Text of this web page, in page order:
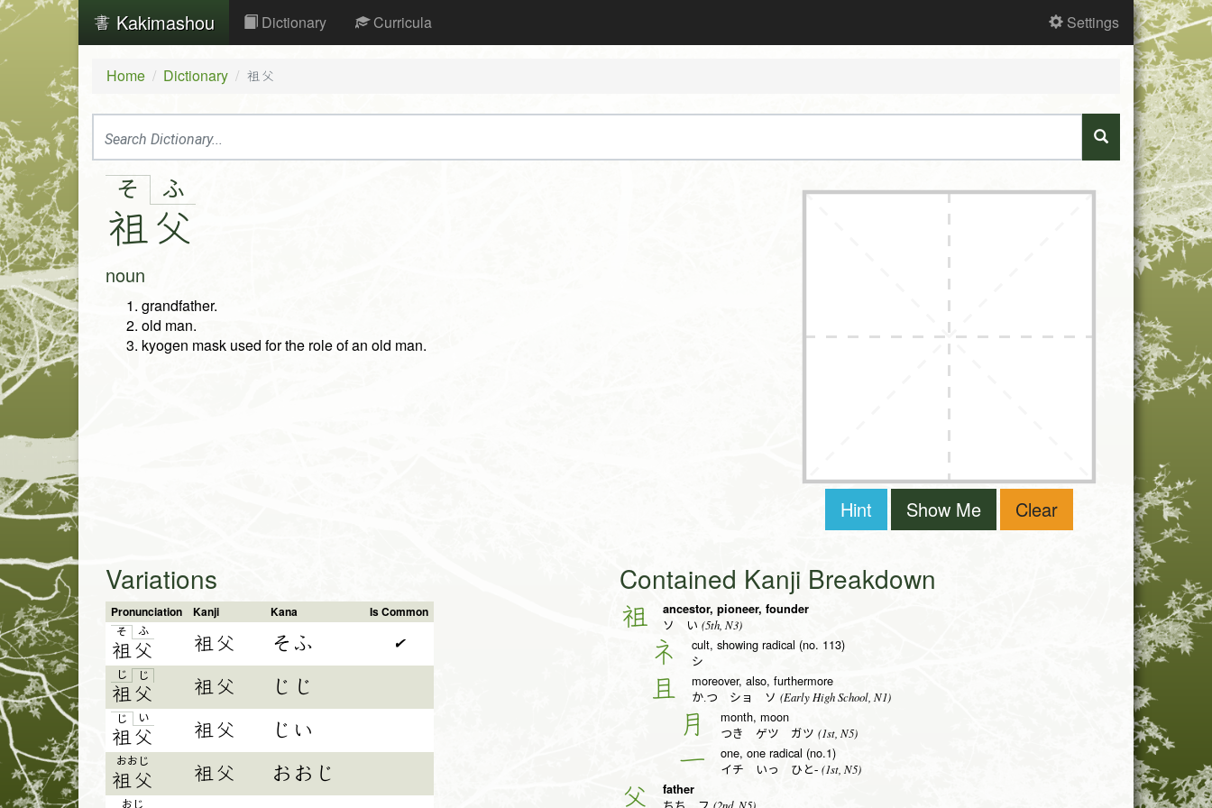
Kakimashou Dictionary Curricula Settings
Home Dictionary 祖父
そ
祖
ふ
父
noun
grandfather.
old man.
kyogen mask used for the role of an old man.
Hint Show Me Clear
Variations
Pronunciation Kanji Kana Is Common
そ
祖
ふ
父 祖父 そふ ✔
じ じ
祖父 祖父 じじ
じ い
祖父 祖父 じい
おおじ
祖父 祖父 おおじ
おじ
Contained Kanji Breakdown
祖 ancestor, pioneer, founder
ソ い (5th, N3)
礻 cult, showing radical (no. 113)
シ
且 moreover, also, furthermore
か.つ ショ ソ (Early High School, N1)
月 month, moon
つき ゲツ ガツ (1st, N5)
一 one, one radical (no.1)
イチ いっ ひと- (1st, N5)
父 father
(2nd, N5)